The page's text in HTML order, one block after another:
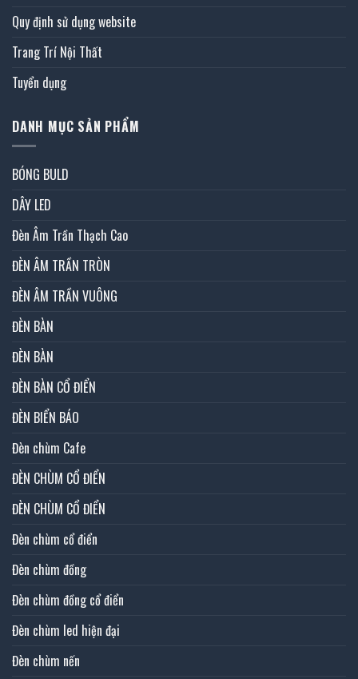
Quy định sử dụng website
Trang Trí Nội Thất
Tuyển dụng
DANH MỤC SẢN PHẨM
BÓNG BULD
DÂY LED
Đèn Âm Trần Thạch Cao
ĐÈN ÂM TRẦN TRÒN
ĐÈN ÂM TRẦN VUÔNG
ĐÈN BÀN
ĐÈN BÀN
ĐÈN BÀN CỔ ĐIỂN
ĐÈN BIỂN BÁO
Đèn chùm Cafe
ĐÈN CHÙM CỔ ĐIỂN
ĐÈN CHÙM CỔ ĐIỂN
Đèn chùm cổ điển
Đèn chùm đồng
Đèn chùm đồng cổ điển
Đèn chùm led hiện đại
Đèn chùm nến